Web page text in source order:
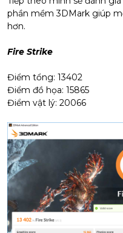
phần mềm 3DMark giúp
hơn.
Fire Strike
Điểm tổng: 13402
Điểm đồ họa: 15865
Điểm vật lý: 20066